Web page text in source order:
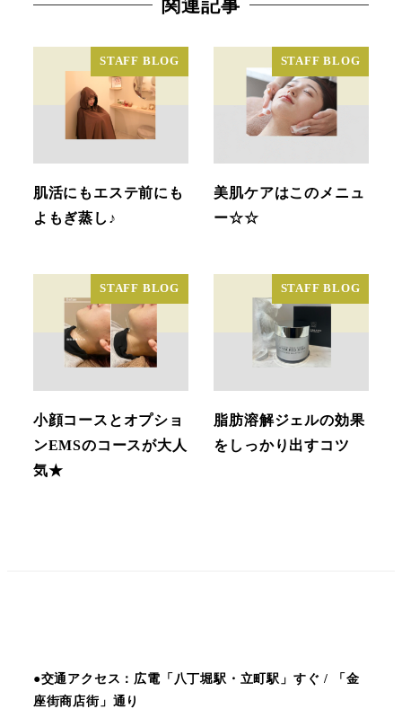
関連記事
STAFF BLOG
肌活にもエステ前にも
よもぎ蒸し♪
STAFF BLOG
美肌ケアはこのメニュ
ー☆☆
STAFF BLOG
小顔コースとオプショ
ンEMSのコースが大人
気★
STAFF BLOG
脂肪溶解ジェルの効果
をしっかり出すコツ
●交通アクセス：広電「八丁堀駅・立町駅」すぐ / 「金
座街商店街」通り